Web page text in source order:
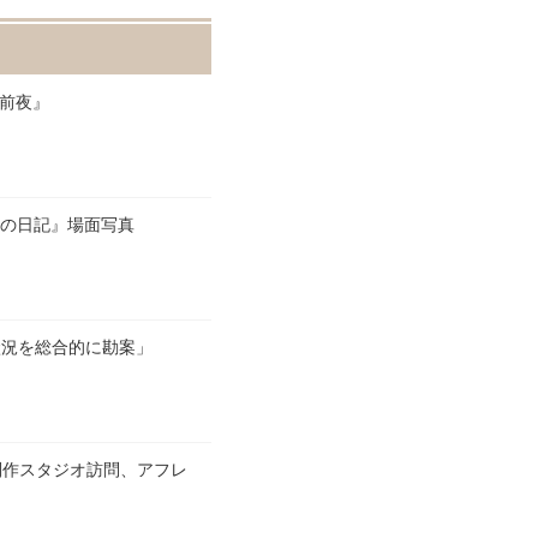
夜』
日記』場面写真
を総合的に勘案」
スタジオ訪問、アフレ